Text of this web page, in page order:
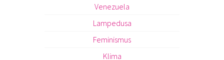
Venezuela
Lampedusa
Feminismus
Klima